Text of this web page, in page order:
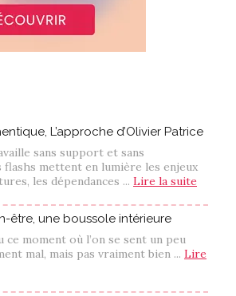
L’approche d’Olivier Patrice
sans support et sans
flashs mettent en lumière les enjeux
les dépendances ... Lire la suite
être, une boussole intérieure
ce moment où l’on se sent un peu
mal, mais pas vraiment bien ... Lire